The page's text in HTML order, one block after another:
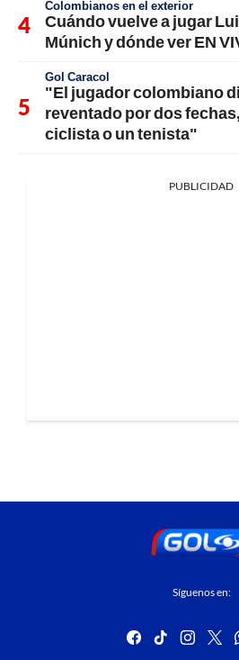
Colombianos en el exterior
Cuándo vuelve a jugar
Múnich y dónde ver EN
Gol Caracol
"El jugador colombiano
reventado por dos
ciclista o un tenista"
PUBLICIDAD
Síguenos en:
facebook
tiktok